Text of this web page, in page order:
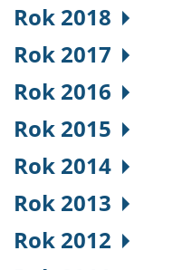
Rok 2018
Rok 2017
Rok 2016
Rok 2015
Rok 2014
Rok 2013
Rok 2012